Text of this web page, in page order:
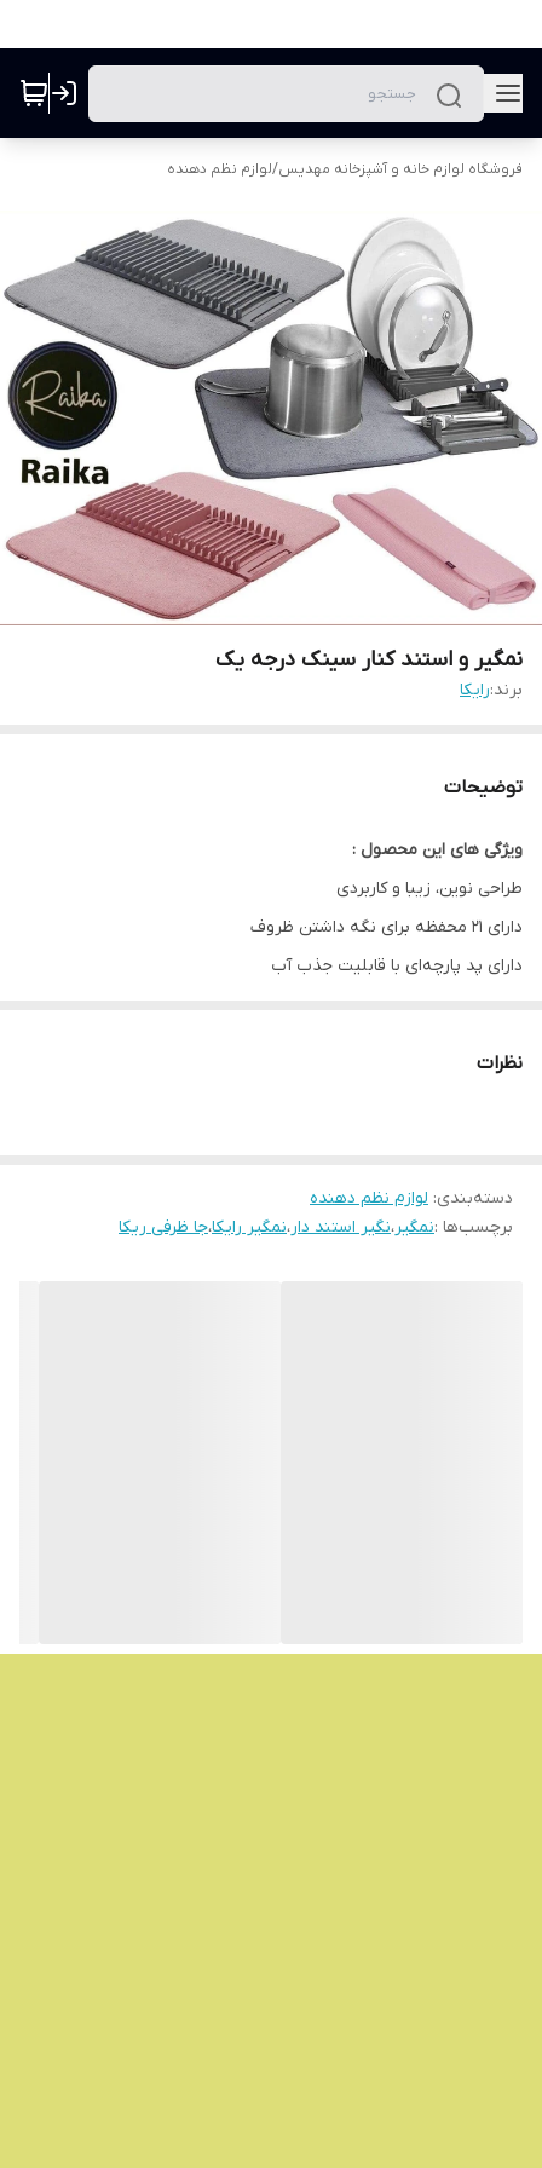
فروشگاه لوازم خانه و آشپزخانه مهدیس/لوازم نظم دهنده
نمگیر و استند کنار سینک درجه یک
برند:رایکا
توضیحات
ویژگی های این محصول :
طراحی نوین، زیبا و کاربردی
دارای 21 محفظه برای نگه داشتن ظروف
دارای پد پارچه‌ای با قابلیت جذب آب
همراه با استند تولید شده از جنس پلاستیک مقاوم و با کیفیت
قابل استفاده در آشپزخانه، کمپینگ، مسافرت و…
نظرات
دسته‌بندی: لوازم نظم دهنده
برچسب‌ها :نمگیر،نگیر استند دار،نمگیر رایکا،جا ظرفی ریکا